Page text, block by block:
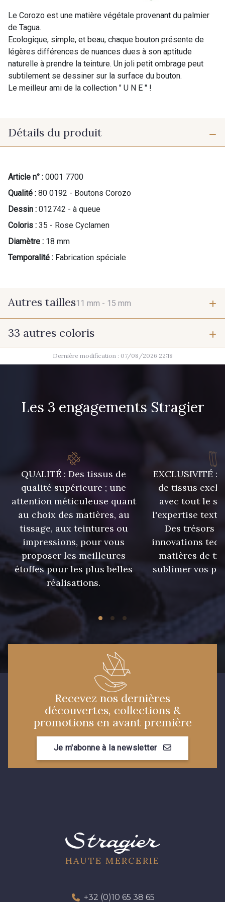
Le Corozo est une matière végétale provenant du palmier
de Tagua.
Ecologique, simple, et beau, chaque bouton présente de
légères différences de nuances dues à son aptitude
naturelle à prendre la teinture. Un joli petit ombrage peut
subtilement se dessiner sur la surface du bouton.
Le meilleur ami de la collection " U N E " !
Détails du produit
Article n° : 0001 7700
Qualité : 80 0192 - Boutons Corozo
Dessin : 012742 - à queue
Coloris : 35 - Rose Cyclamen
Diamètre : 18 mm
Temporalité : Fabrication spéciale
Autres tailles11 mm - 15 mm
11 mm
33 autres coloris
37 - Jaune Poussin 38 - Jaune Soleil
42 - Cayenne
44 - Bleu Jeans clair 45 - Menthe
46 - Rose Zéphyr 47 - Prunelle
32 - Corail 34 - Marine
36 - Menthe bleue
33 - Porcelaine 30 - Rose Perle
07342 - Bleu Méditerranée
07378 - Bleu Optimiste
07288 - Bleu Océan 683YQ - Pêche clair
03735 - Framboise givrée 48 - Rouge
54 - Vert Canard 58 - Vert Emeraude
55 - Lilas 56 - Bleu Lavande
Dernière modification : 07/08/2026 22:18
Les 3 engagements Stragier
QUALITÉ : Des tissus de
qualité supérieure ; une
attention méticuleuse quant
au choix des matières, au
tissage, aux teintures ou
impressions, pour vous
proposer les meilleures
étoffes pour les plus belles
réalisations.
EXCLUSIVITÉ :
de tissus
avec tout le
l'expertise
Des trésors
innovations
matières de
sublimer vos
Recevez nos dernières
découvertes, collections &
promotions en avant première
Je m'abonne à la newsletter
HAUTE MERCERIE
+32 (0)10 65 38 65